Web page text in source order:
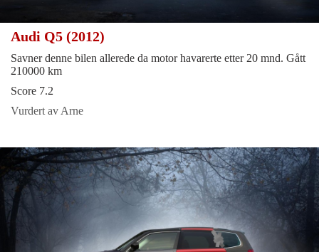
Audi Q5 (2012)
Savner denne bilen allerede da motor havarerte etter 20 mnd. Gått
210000 km
Score 7.2
Vurdert av Arne